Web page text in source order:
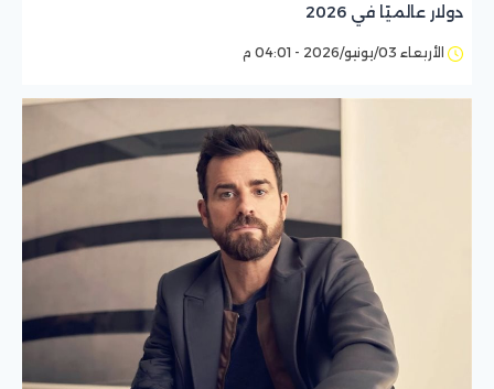
دولار عالميًا في 2026
الأربعاء 03/يونيو/2026 - 04:01 م